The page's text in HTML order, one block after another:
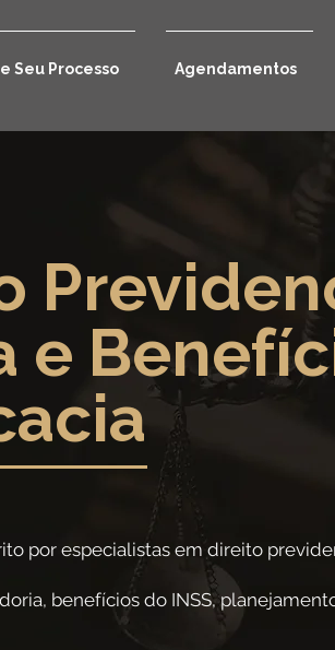
Seu Processo Agendamentos
e
por especialistas em direito
benefícios do INSS,